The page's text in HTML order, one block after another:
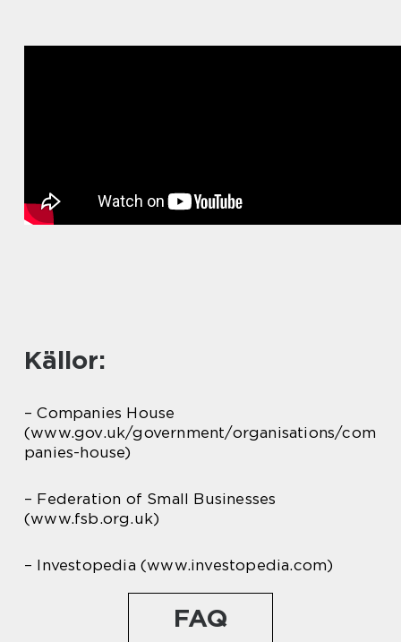
Källor:
– Companies House
(www.gov.uk/government/organisations/com
panies-house)
– Federation of Small Businesses
(www.fsb.org.uk)
– Investopedia (www.investopedia.com)
FAQ